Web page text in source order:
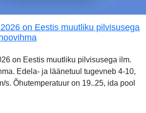
on Eestis muutliku pilvisusega
on Eestis muutliku pilvisusega ilm.
Edela- ja läänetuul tugevneb 4-10,
s. Õhutemperatuur on 19..25, ida pool